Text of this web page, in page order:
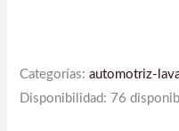
Categorías:automotriz-
Disponibilidad: 76